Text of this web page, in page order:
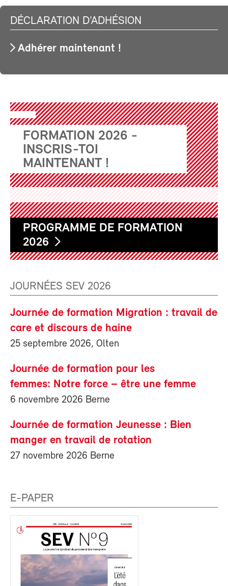
DÉCLARATION D’ADHÉSION
Adhérer maintenant !
FORMATION 2026 -
INSCRIS-TOI
MAINTENANT !
PROGRAMME DE FORMATION
2026
JOURNÉES SEV 2026
Journée de formation Migration : travail de
care et discours de haine
25 septembre 2026, Olten
Journée de formation pour les
femmes: Notre force – être une femme
6 novembre 2026 Berne
Journée de formation Jeunesse : Bien
manger en travail de rotation
27 novembre 2026 Berne
E-PAPER